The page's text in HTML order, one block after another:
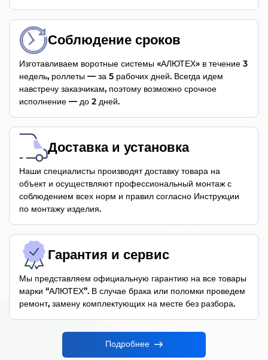
Соблюдение сроков
Изготавливаем воротные системы «АЛЮТЕХ» в течение 3
недель, роллеты — за 5 рабочих дней. Всегда идем
навстречу заказчикам, поэтому возможно срочное
исполнение — до 2 дней.
Доставка и установка
Наши специалисты производят доставку товара на
объект и осуществляют профессиональный монтаж с
соблюдением всех норм и правил согласно Инструкции
по монтажу изделия.
Гарантия и сервис
Мы представляем официальную гарантию на все товары
марки “АЛЮТЕХ”. В случае брака или поломки проведем
ремонт, замену комплектующих на месте без разбора.
Подробнее